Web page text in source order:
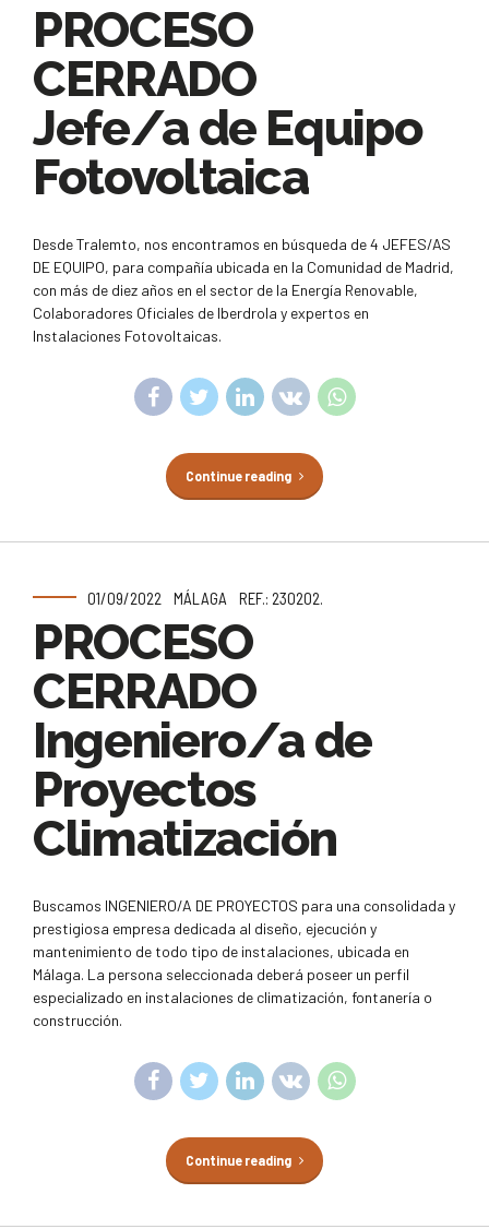
PROCESO
CERRADO
Jefe/a de Equipo
Fotovoltaica
Desde Tralemto, nos encontramos en búsqueda de 4 JEFES/AS
DE EQUIPO, para compañía ubicada en la Comunidad de Madrid,
con más de diez años en el sector de la Energía Renovable,
Colaboradores Oficiales de Iberdrola y expertos en
Instalaciones Fotovoltaicas.
Continue reading
01/09/2022 MÁLAGA REF.: 230202.
PROCESO
CERRADO
Ingeniero/a de
Proyectos
Climatización
Buscamos INGENIERO/A DE PROYECTOS para una consolidada y
prestigiosa empresa dedicada al diseño, ejecución y
mantenimiento de todo tipo de instalaciones, ubicada en
Málaga. La persona seleccionada deberá poseer un perfil
especializado en instalaciones de climatización, fontanería o
construcción.
Continue reading